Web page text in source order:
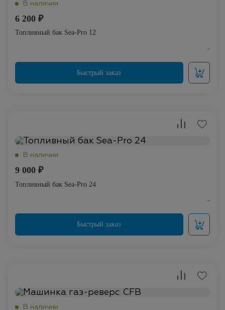
6 200 ₽
Топливный бак Sea-Pro 12
9 000 ₽
Топливный бак Sea-Pro 24